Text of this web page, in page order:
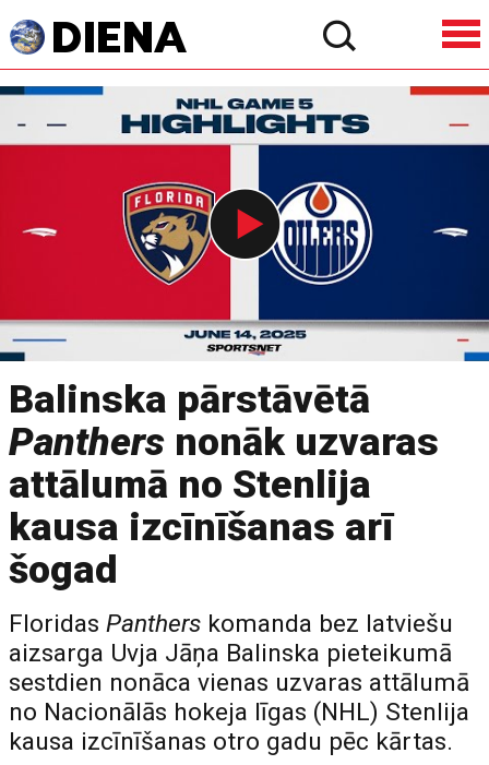
Balinska pārstāvētā
Panthers nonāk uzvaras
attālumā no Stenlija
kausa izcīnīšanas arī
šogad
FloridasPanthers komanda bez latviešu
aizsarga Uvja Jāņa Balinska pieteikumā
sestdien nonāca vienas uzvaras attālumā
no Nacionālās hokeja līgas (NHL) Stenlija
kausa izcīnīšanas otro gadu pēc kārtas.